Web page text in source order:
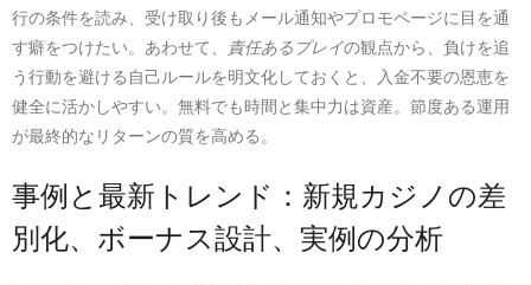
行の条件を読み、受け取り後もメール通知やプロモページに目を通
す癖をつけたい。あわせて、
責任あるプレイの観点から、負けを追
う行動を避ける自己ルールを明文化しておくと、入金不要の恩恵を
健全に活かしやすい。無料でも時間と集中力は資産。節度ある運用
が最終的なリターンの質を高める。
事例と最新トレンド：新規カジノの差
別化、ボーナス設計、実例の分析